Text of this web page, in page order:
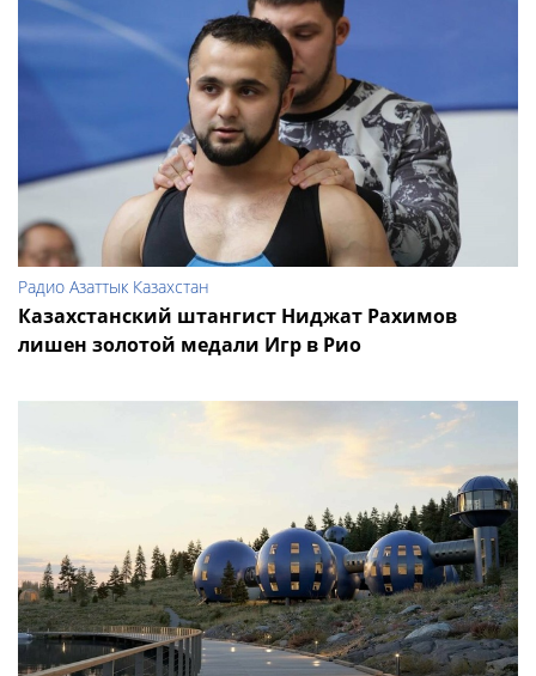
Радио Азаттык Казахстан
Казахстанский штангист Ниджат Рахимов
лишен золотой медали Игр в Рио